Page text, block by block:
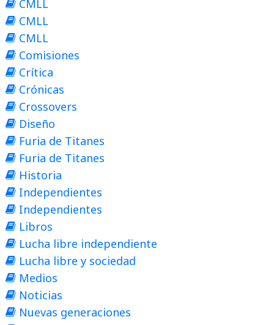
CMLL
CMLL
CMLL
Comisiones
Crítica
Crónicas
Crossovers
Diseño
Furia de Titanes
Furia de Titanes
Historia
Independientes
Independientes
Libros
Lucha libre independiente
Lucha libre y sociedad
Medios
Noticias
Nuevas generaciones